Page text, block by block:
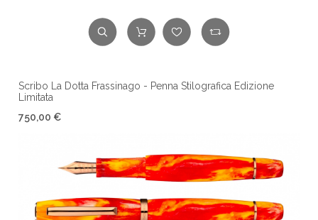
Scribo La Dotta Frassinago - Penna Stilografica Edizione
Limitata
750,00 €